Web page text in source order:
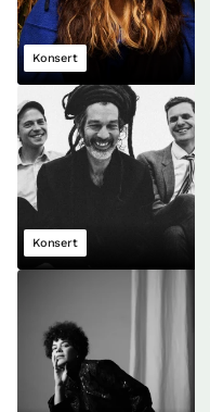
Konsert
Konsert